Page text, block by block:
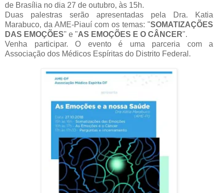
de Brasília no dia 27 de outubro, às 15h.
Duas palestras serão apresentadas pela Dra. Katia
Marabuco, da AME-Piauí com os temas: "SOMATIZAÇÕES
DAS EMOÇÕES" e "AS EMOÇÕES E O CÂNCER".
Venha participar. O evento é uma parceria com a
Associação dos Médicos Espíritas do Distrito Federal.